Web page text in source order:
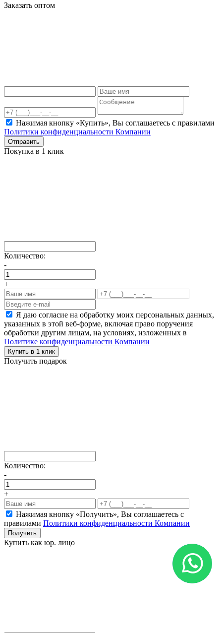
Заказать оптом
Нажимая кнопку «Купить», Вы соглашаетесь c правилами
Политики конфиденциальности Компании
Отправить
Покупка в 1 клик
Количество:
-
+
Я даю согласие на обработку моих персональных данных,
указанных в этой веб-форме, включая право поручения
обработки другим лицам, на условиях, изложенных в
Политике конфиденциальности Компании
Купить в 1 клик
Получить подарок
Количество:
-
+
Нажимая кнопку «Получить», Вы соглашаетесь c
правилами Политики конфиденциальности Компании
Получить
Купить как юр. лицо